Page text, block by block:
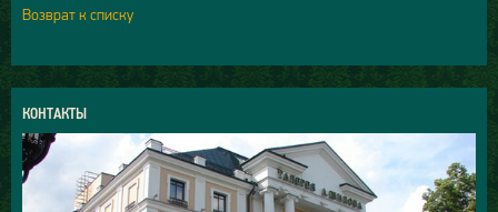
Возврат к списку
КОНТАКТЫ